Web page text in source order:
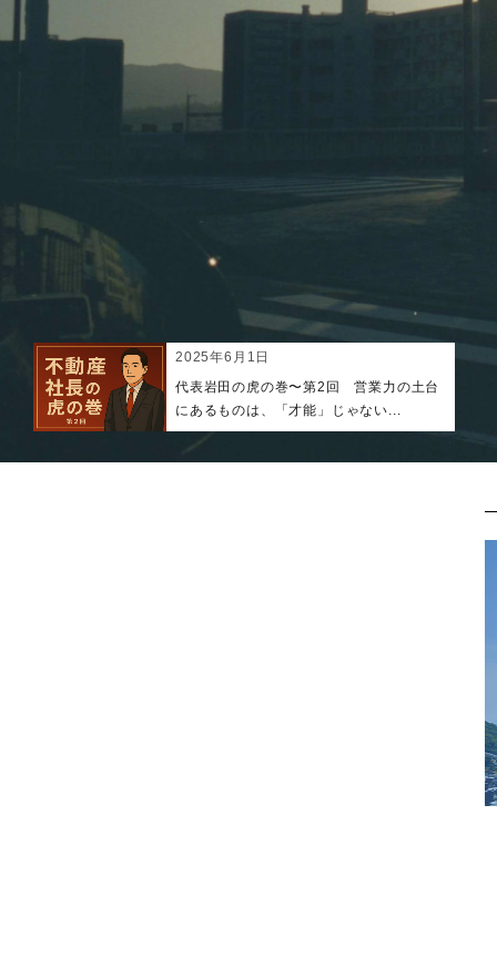
2025年6月1日
代表岩田の虎の巻〜第2回 営業力の土台
にあるものは、「才能」じゃない...